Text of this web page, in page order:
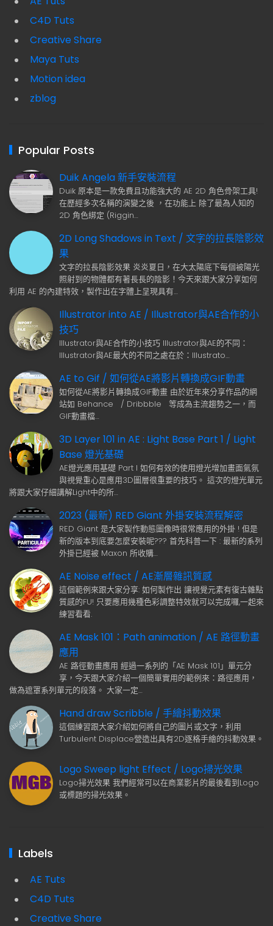
C4D Tuts
Creative Share
Maya Tuts
Motion idea
zblog
Popular Posts
Duik Angela 新手安裝流程
Duik 原本是一款免費且功能強大的 AE 2D 角色骨架工具!
在歷經多次名稱的演變之後 ，在功能上 除了最為人知的
2D 角色綁定 (Riggin…
2D Long Shadows in Text / 文字的拉長陰影效
果
文字的拉長陰影效果 炎炎夏日，在大太陽底下每個被陽光
照射到的物體都有著長長的陰影！今天來跟大家分享如何
利用 AE 的內建特效，製作出在字體上呈現具有…
Illustrator into AE / Illustrator與AE合作的小
技巧
Illustrator與AE合作的小技巧 Illustrator與AE的不同：
Illustrator與AE最大的不同之處在於：Illustrato…
AE to Gif / 如何從AE將影片轉換成GIF動畫
如何從AE將影片轉換成GIF動畫 由於近年來分享作品的網
站如 Behance / Dribbble 等成為主流趨勢之一，而
GIF動畫檔…
3D Layer 101 in AE : Light Base Part 1 / Light
Base 燈光基礎
AE燈光應用基礎 Part I 如何有效的使用燈光增加畫面氣氛
與視覺重心是應用3D圖層很重要的技巧。 這次的燈光單元
將跟大家仔細講解Light中的所…
2023 (最新) RED Giant 外掛安裝流程解密
RED Giant 是大家製作動態圖像時很常應用的外掛 ! 但是
新的版本到底要怎麼安裝呢??? 首先科普一下 : 最新的系列
外掛已經被 Maxon 所收購…
AE Noise effect / AE漸層雜訊質感
這個範例來跟大家分享: 如何製作出 讓視覺元素有復古雜點
質感的FU! 只要應用幾種色彩調整特效就可以完成囉,一起來
練習看看.
AE Mask 101：Path animation / AE 路徑動畫
應用
AE 路徑動畫應用 經過一系列的「AE Mask 101」單元分
享，今天跟大家介紹一個簡單實用的範例來：路徑應用，
做為遮罩系列單元的段落。 大家一定…
Hand draw Scribble / 手繪抖動效果
這個練習跟大家介紹如何將自己的圖片或文字，利用
Turbulent Displace營造出具有2D逐格手繪的抖動效果。
Logo Sweep light Effect / Logo掃光效果
Logo掃光效果 我們經常可以在商業影片的最後看到Logo
或標題的掃光效果。
Labels
AE Tuts
C4D Tuts
Creative Share